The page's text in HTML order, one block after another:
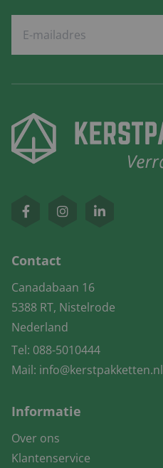
Contact
Canadabaan 16
5388 RT, Nistelrode
Nederland
Tel: 088-5010444
Mail: info@kerstpakketten.nl
Informatie
Over ons
Klantenservice